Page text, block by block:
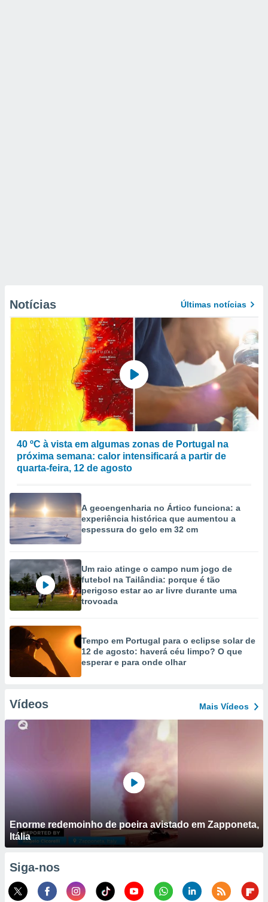
Notícias Últimas notícias
40 ºC à vista em algumas zonas de Portugal na
próxima semana: calor intensificará a partir de
quarta-feira, 12 de agosto
A geoengenharia no Ártico funciona: a
experiência histórica que aumentou a
espessura do gelo em 32 cm
Um raio atinge o campo num jogo de
futebol na Tailândia: porque é tão
perigoso estar ao ar livre durante uma
trovoada
Tempo em Portugal para o eclipse solar de
12 de agosto: haverá céu limpo? O que
esperar e para onde olhar
Vídeos Mais Vídeos
Enorme redemoinho de poeira avistado em Zapponeta,
Itália
Siga-nos